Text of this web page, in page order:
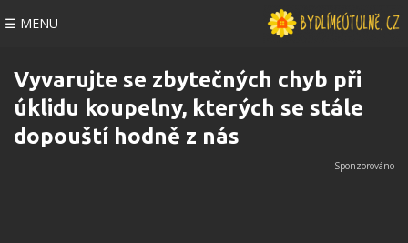
☰ MENU
Vyvarujte se zbytečných chyb při
úklidu koupelny, kterých se stále
dopouští hodně z nás